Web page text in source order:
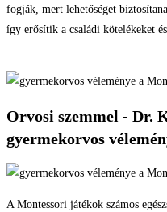
fogják, mert lehetőséget
így erősítik a családi kötelékeket
Orvosi szemmel - Dr.
gyermekorvos
A Montessori játékok számos